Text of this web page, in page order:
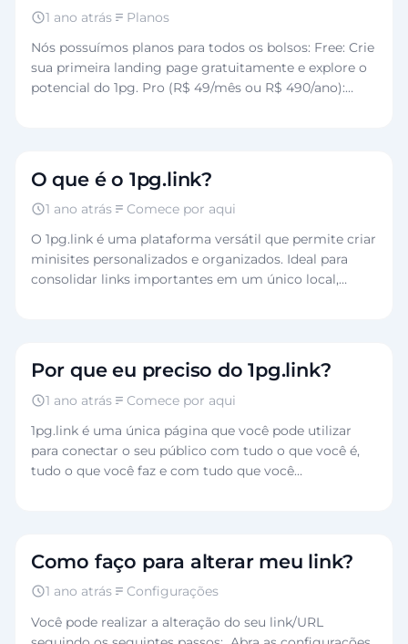
1 ano atrás
Planos
Nós possuímos planos para todos os bolsos: Free: Crie
sua primeira landing page gratuitamente e explore o
potencial do 1pg. Pro (R$ 49/mês ou R$ 490/ano):
O que é o 1pg.link?
1 ano atrás
Comece por aqui
O 1pg.link é uma plataforma versátil que permite criar
minisites personalizados e organizados. Ideal para
consolidar links importantes em um único local,
Por que eu preciso do 1pg.link?
1 ano atrás
Comece por aqui
1pg.link é uma única página que você pode utilizar
para conectar o seu público com tudo o que você é,
tudo o que você faz e com tudo que você…
Como faço para alterar meu link?
1 ano atrás
Configurações
Você pode realizar a alteração do seu link/URL